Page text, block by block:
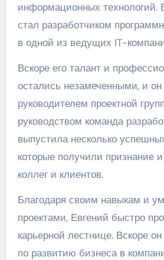
информационных технологий.
стал разработчиком
в одной из ведущих IT-
Вскоре его талант и
остались незамеченными, и
руководителем проектной
руководством команда
выпустила несколько
которые получили признание
коллег и клиентов.
Благодаря своим навыкам и
проектами, Евгений быстро
карьерной лестнице. Вскоре
по развитию бизнеса в